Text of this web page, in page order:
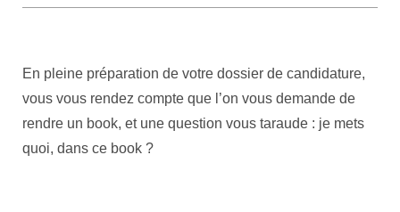
En pleine préparation de votre dossier de candidature,
vous vous rendez compte que l’on vous demande de
rendre un book, et une question vous taraude : je mets
quoi, dans ce book ?